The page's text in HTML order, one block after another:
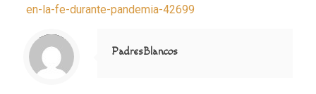
en-la-fe-durante-pandemia-42699
Notice
: Trying to access array offset on value of type null in
/home/misioner/public_html/padresblancos/themes/betheme/includes/content-single.php
on line
286
PadresBlancos